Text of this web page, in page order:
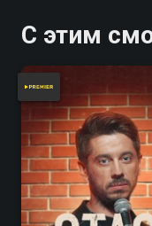
С этим